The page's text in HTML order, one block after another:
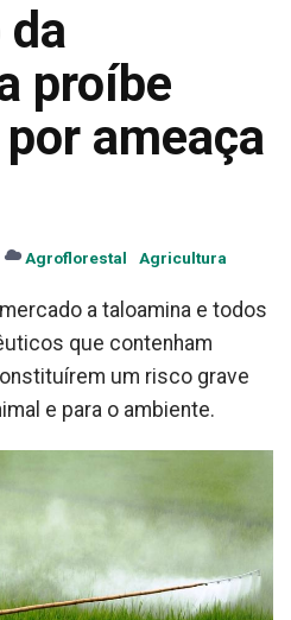
proíbe
ameaça
Agroflorestal Agricultura
a taloamina e todos
que contenham
um risco grave
e para o ambiente.